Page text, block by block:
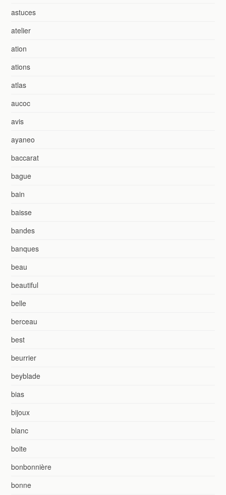
astuces
atelier
ation
ations
atlas
aucoc
avis
ayaneo
baccarat
bague
bain
baisse
bandes
banques
beau
beautiful
belle
berceau
best
beurrier
beyblade
bias
bijoux
blanc
boite
bonbonnière
bonne